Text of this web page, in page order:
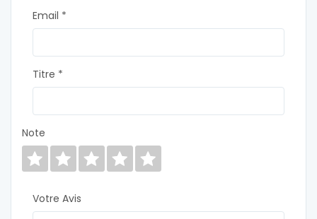
Email *
Titre *
Note
Votre Avis